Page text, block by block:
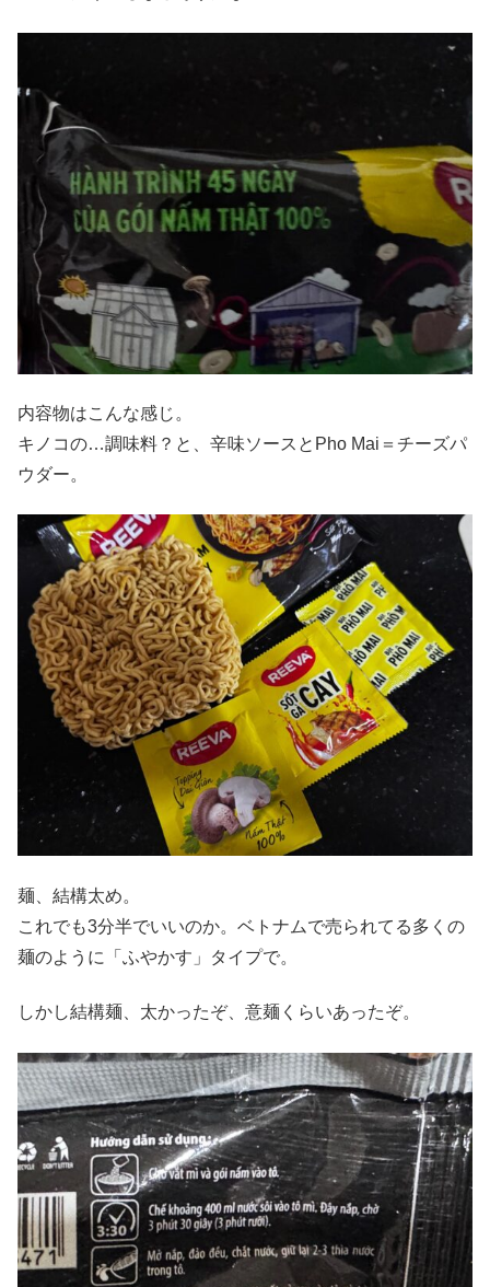
内容物はこんな感じ。
キノコの…調味料？と、辛味ソースとPho Mai＝チーズパ
ウダー。
麺、結構太め。
これでも3分半でいいのか。ベトナムで売られてる多くの
麺のように「ふやかす」タイプで。
しかし結構麺、太かったぞ、意麺くらいあったぞ。